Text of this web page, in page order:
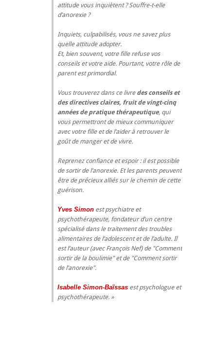
attitude vous inquiètent ? Souffre-t-elle
d’anorexie ?
Inquiets, culpabilisés, vous ne savez plus
quelle attitude adopter.
Et, bien souvent, votre fille refuse vos
conseils et votre aide. Pourtant, votre rôle de
parent est primordial.
Vous trouverez dans ce livre des conseils et
des directives claires, fruit de vingt-cinq
années de pratique thérapeutique, qui
vous permettront de mieux communiquer
avec votre fille et de l’aider à retrouver le
goût de manger et de vivre.
Reprenez confiance et espoir : il est possible
de sortir de l’anorexie. Et les parents peuvent
être de précieux alliés sur le chemin de cette
guérison.
Yves Simon est psychiatre et
psychothérapeute, fondateur d’un centre
spécialisé dans le traitement des troubles
alimentaires de l’adolescent et de l’adulte. Il
est l’auteur (avec François Nef) de "Comment
sortir de la boulimie" et de "Comment sortir
de l’anorexie".
Isabelle Simon-Baïssas est psychologue et
psychothérapeute.